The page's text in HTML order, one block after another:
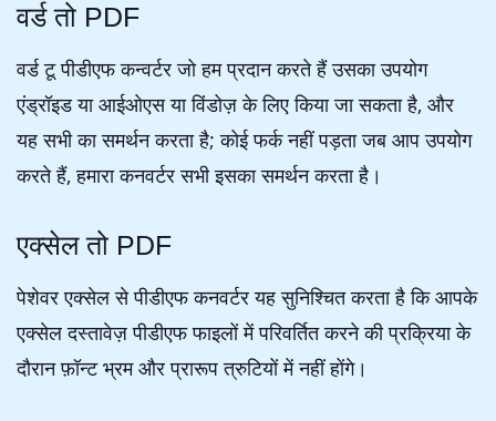
वर्ड तो PDF
वर्ड टू पीडीएफ कन्वर्टर जो हम प्रदान करते हैं उसका उपयोग
एंड्रॉइड या आईओएस या विंडोज़ के लिए किया जा सकता है, और
यह सभी का समर्थन करता है; कोई फर्क नहीं पड़ता जब आप उपयोग
करते हैं, हमारा कनवर्टर सभी इसका समर्थन करता है।
एक्सेल तो PDF
पेशेवर एक्सेल से पीडीएफ कनवर्टर यह सुनिश्चित करता है कि आपके
एक्सेल दस्तावेज़ पीडीएफ फाइलों में परिवर्तित करने की प्रक्रिया के
दौरान फ़ॉन्ट भ्रम और प्रारूप त्रुटियों में नहीं होंगे।